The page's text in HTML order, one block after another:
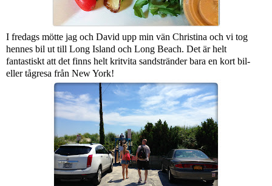
I fredags mötte jag och David upp min vän Christina och vi tog
hennes bil ut till Long Island och Long Beach. Det är helt
fantastiskt att det finns helt kritvita sandstränder bara en kort bil-
eller tågresa från New York!